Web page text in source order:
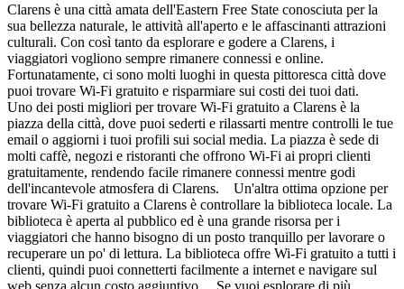
Clarens è una città amata dell'Eastern Free State conosciuta per la
sua bellezza naturale, le attività all'aperto e le affascinanti attrazioni
culturali. Con così tanto da esplorare e godere a Clarens, i
viaggiatori vogliono sempre rimanere connessi e online.
Fortunatamente, ci sono molti luoghi in questa pittoresca città dove
puoi trovare Wi-Fi gratuito e risparmiare sui costi dei tuoi dati.
Uno dei posti migliori per trovare Wi-Fi gratuito a Clarens è la
piazza della città, dove puoi sederti e rilassarti mentre controlli le tue
email o aggiorni i tuoi profili sui social media. La piazza è sede di
molti caffè, negozi e ristoranti che offrono Wi-Fi ai propri clienti
gratuitamente, rendendo facile rimanere connessi mentre godi
dell'incantevole atmosfera di Clarens. Un'altra ottima opzione per
trovare Wi-Fi gratuito a Clarens è controllare la biblioteca locale. La
biblioteca è aperta al pubblico ed è una grande risorsa per i
viaggiatori che hanno bisogno di un posto tranquillo per lavorare o
recuperare un po' di lettura. La biblioteca offre Wi-Fi gratuito a tutti i
clienti, quindi puoi connetterti facilmente a internet e navigare sul
web senza alcun costo aggiuntivo. Se vuoi esplorare di più